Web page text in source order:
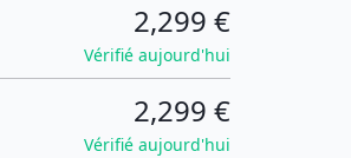
2,299 €
Vérifié aujourd'hui
2,299 €
Vérifié aujourd'hui